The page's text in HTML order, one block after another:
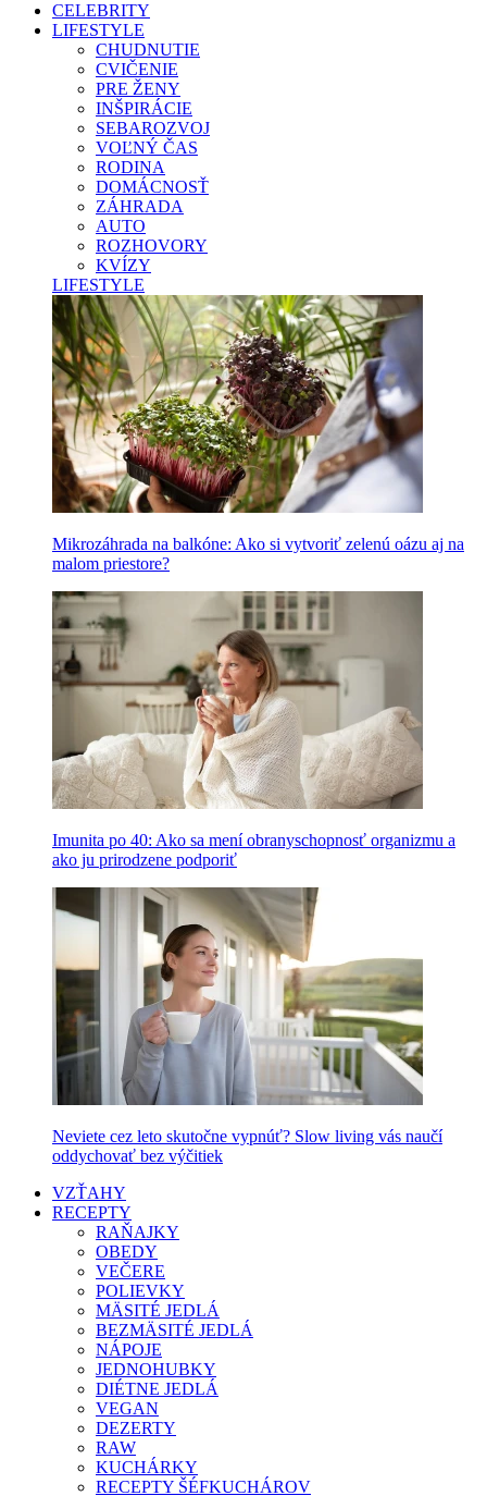
CELEBRITY
LIFESTYLE
CHUDNUTIE
CVIČENIE
PRE ŽENY
INŠPIRÁCIE
SEBAROZVOJ
VOĽNÝ ČAS
RODINA
DOMÁCNOSŤ
ZÁHRADA
AUTO
ROZHOVORY
KVÍZY
LIFESTYLE
Mikrozáhrada na balkóne: Ako si vytvoriť zelenú oázu aj na
malom priestore?
Imunita po 40: Ako sa mení obranyschopnosť organizmu a
ako ju prirodzene podporiť
Neviete cez leto skutočne vypnúť? Slow living vás naučí
oddychovať bez výčitiek
VZŤAHY
RECEPTY
RAŇAJKY
OBEDY
VEČERE
POLIEVKY
MÄSITÉ JEDLÁ
BEZMÄSITÉ JEDLÁ
NÁPOJE
JEDNOHUBKY
DIÉTNE JEDLÁ
VEGAN
DEZERTY
RAW
KUCHÁRKY
RECEPTY ŠÉFKUCHÁROV